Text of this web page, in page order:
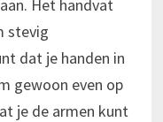
Het handvat
stevig
dat je handen in
gewoon even op
je de armen kunt